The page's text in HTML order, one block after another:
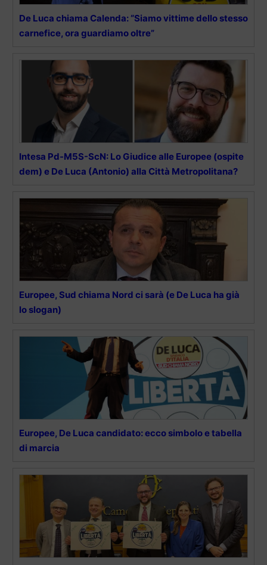
De Luca chiama Calenda: “Siamo vittime dello stesso
carnefice, ora guardiamo oltre”
Intesa Pd-M5S-ScN: Lo Giudice alle Europee (ospite
dem) e De Luca (Antonio) alla Città Metropolitana?
Europee, Sud chiama Nord ci sarà (e De Luca ha già
lo slogan)
Europee, De Luca candidato: ecco simbolo e tabella
di marcia